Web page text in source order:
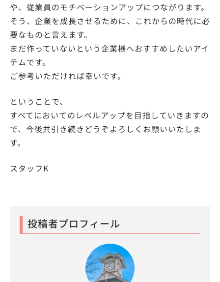
や、従業員のモチベーションアップにつながります。
そう、企業を成長させるために、これからの時代に必
要なものと言えます。
まだ作っていないという企業様へおすすめしたいアイ
テムです。
ご参考いただければ幸いです。
ということで、
すべてにおいてのレベルアップを目指していきますの
で、今後共引き続きどうぞよろしくお願いいたしま
す。
スタッフK
投稿者プロフィール